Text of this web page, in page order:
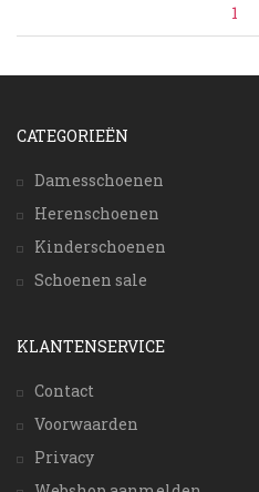
1
CATEGORIEËN
Damesschoenen
Herenschoenen
Kinderschoenen
Schoenen sale
KLANTENSERVICE
Contact
Voorwaarden
Privacy